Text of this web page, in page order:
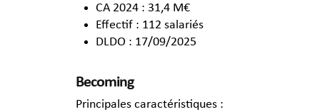
CA 2024 : 31,4 M€
Effectif : 112 salariés
DLDO : 17/09/2025
Becoming
Principales caractéristiques :